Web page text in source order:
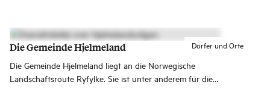
das ganze Jahr über zu erleben!
Dörfer und Orte
Die Gemeinde Hjelmeland
Die Gemeinde Hjelmeland liegt an die Norwegische
Landschaftsroute Ryfylke. Sie ist unter anderem für die